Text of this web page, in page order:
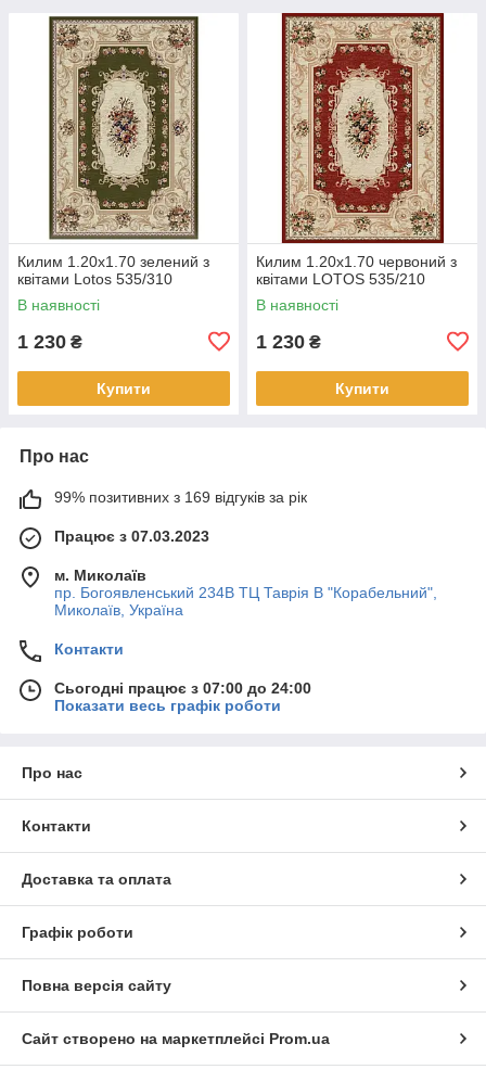
Килим 1.20х1.70 зелений з
квітами Lotos 535/310
В наявності
1 230 ₴
Купити
Килим 1.20х1.70 червоний з
квітами LOTOS 535/210
В наявності
1 230 ₴
Купити
Про нас
99% позитивних з 169 відгуків за рік
Працює з 07.03.2023
м. Миколаїв
пр. Богоявленський 234В ТЦ Таврія В "Корабельний",
Миколаїв, Україна
Контакти
Сьогодні працює з 07:00 до 24:00
Показати весь графік роботи
Про нас
Контакти
Доставка та оплата
Графік роботи
Повна версія сайту
Сайт створено на маркетплейсі Prom.ua